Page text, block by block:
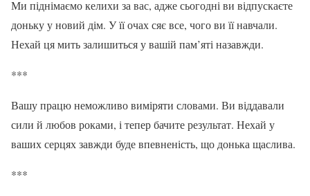
Ми піднімаємо келихи за вас, адже сьогодні ви відпускаєте
доньку у новий дім. У її очах сяє все, чого ви її навчали.
Нехай ця мить залишиться у вашій пам’яті назавжди.
***
Вашу працю неможливо виміряти словами. Ви віддавали
сили й любов роками, і тепер бачите результат. Нехай у
ваших серцях завжди буде впевненість, що донька щаслива.
***